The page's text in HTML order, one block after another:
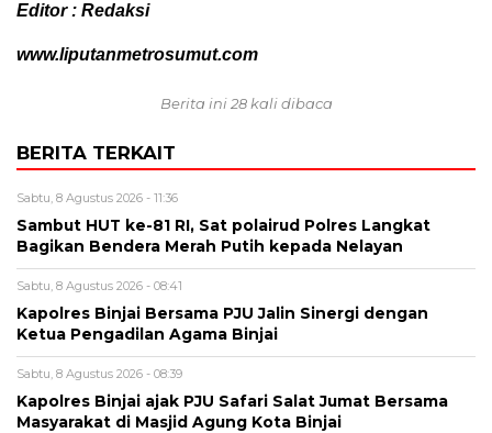
Editor : Redaksi
www.liputanmetrosumut.com
Berita ini 28 kali dibaca
BERITA TERKAIT
Sabtu, 8 Agustus 2026 - 11:36
Sambut HUT ke-81 RI, Sat polairud Polres Langkat
Bagikan Bendera Merah Putih kepada Nelayan
Sabtu, 8 Agustus 2026 - 08:41
Kapolres Binjai Bersama PJU Jalin Sinergi dengan
Ketua Pengadilan Agama Binjai
Sabtu, 8 Agustus 2026 - 08:39
Kapolres Binjai ajak PJU Safari Salat Jumat Bersama
Masyarakat di Masjid Agung Kota Binjai